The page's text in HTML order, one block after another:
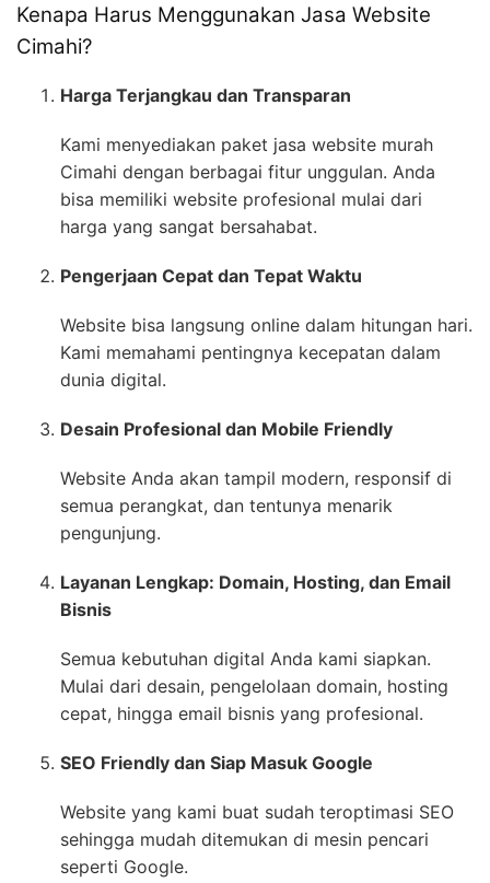
Kenapa Harus Menggunakan Jasa Website
Cimahi?
Harga Terjangkau dan Transparan
Kami menyediakan paket jasa website murah
Cimahi dengan berbagai fitur unggulan. Anda
bisa memiliki website profesional mulai dari
harga yang sangat bersahabat.
Pengerjaan Cepat dan Tepat Waktu
Website bisa langsung online dalam hitungan hari.
Kami memahami pentingnya kecepatan dalam
dunia digital.
Desain Profesional dan Mobile Friendly
Website Anda akan tampil modern, responsif di
semua perangkat, dan tentunya menarik
pengunjung.
Layanan Lengkap: Domain, Hosting, dan Email
Bisnis
Semua kebutuhan digital Anda kami siapkan.
Mulai dari desain, pengelolaan domain, hosting
cepat, hingga email bisnis yang profesional.
SEO Friendly dan Siap Masuk Google
Website yang kami buat sudah teroptimasi SEO
sehingga mudah ditemukan di mesin pencari
seperti Google.